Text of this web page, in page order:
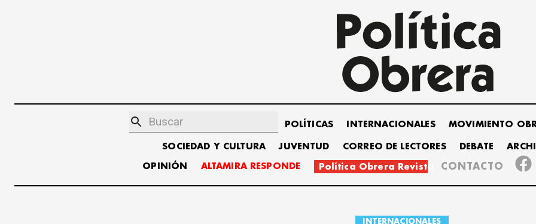
POLÍTICAS INTERNACIONALES MOVIMIENTO
SOCIEDAD Y CULTURA JUVENTUD CORREO DE LECTORES DEBATE
OPINIÓN ALTAMIRA RESPONDE Política Obrera Revista CONTACTO
INTERNACIONALES